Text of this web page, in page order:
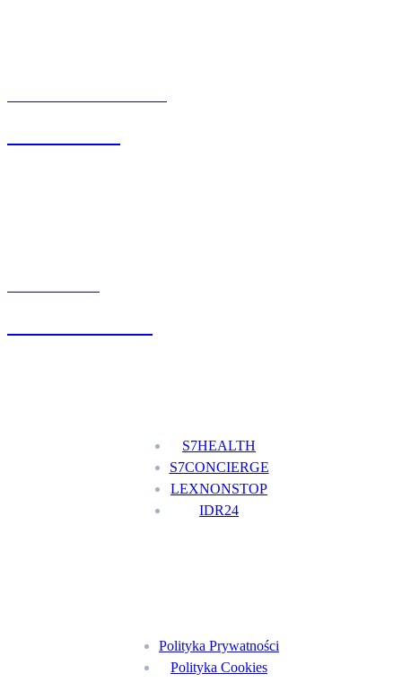
S7HEALTH
S7CONCIERGE
LEXNONSTOP
IDR24
Polityka Prywatności
Polityka Cookies